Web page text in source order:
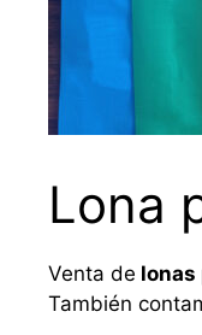
Lona
Venta de lonas
También